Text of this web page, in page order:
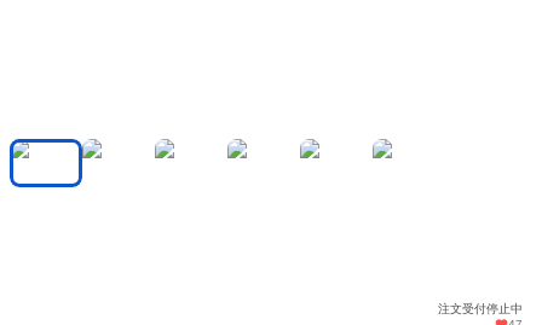
注文受付停止中